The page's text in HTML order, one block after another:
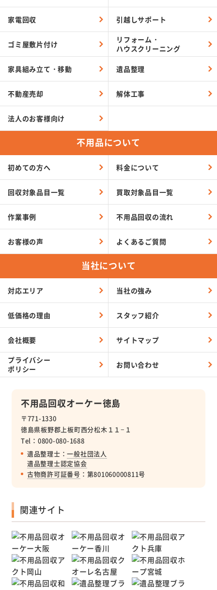
不用品回収オーケー徳島
〒771-1330
徳島県板野郡上板町西分松木１１−１
Tel：0800-080-1688
遺品整理士：一般社団法人
遺品整理士認定協会
古物商許可証番号 ：第801060000811号
家電回収 引越しサポート
ゴミ屋敷片付け
リフォーム・
ハウスクリーニング
家具組み立て・移動 遺品整理
不動産売却 解体工事
法人のお客様向け
不用品について
初めての方へ 料金について
回収対象品目一覧 買取対象品目一覧
作業事例 不用品回収の流れ
お客様の声 よくあるご質問
当社について
対応エリア 当社の強み
低価格の理由 スタッフ紹介
会社概要 サイトマップ
プライバシー
ポリシー
お問い合わせ
関連サイト